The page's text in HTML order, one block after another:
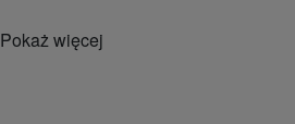
Pokaż więcej